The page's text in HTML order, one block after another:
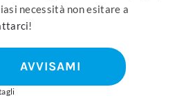
necessità non esitare a
!
AVVISAMI